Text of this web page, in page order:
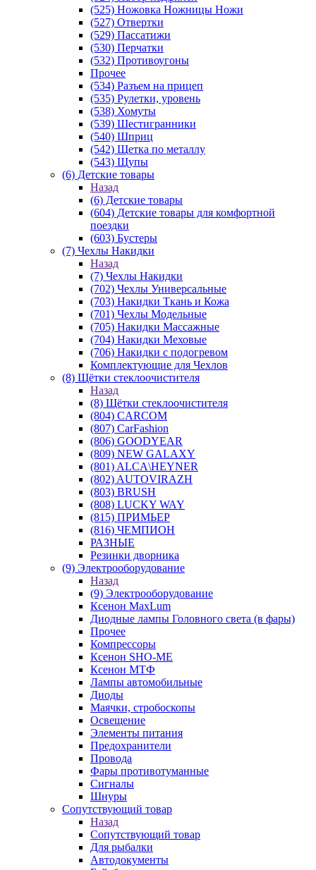
(525) Ножовка Ножницы Ножи
(527) Отвертки
(529) Пассатижи
(530) Перчатки
(532) Противоугоны
Прочее
(534) Разъем на прицеп
(535) Рулетки, уровень
(538) Хомуты
(539) Шестигранники
(540) Шприц
(542) Щетка по металлу
(543) Щупы
(6) Детские товары
Назад
(6) Детские товары
(604) Детские товары для комфортной
поездки
(603) Бустеры
(7) Чехлы Накидки
Назад
(7) Чехлы Накидки
(702) Чехлы Универсальные
(703) Накидки Ткань и Кожа
(701) Чехлы Модельные
(705) Накидки Массажные
(704) Накидки Меховые
(706) Накидки с подогревом
Комплектующие для Чехлов
(8) Щётки стеклоочистителя
Назад
(8) Щётки стеклоочистителя
(804) CARCOM
(807) CarFashion
(806) GOODYEAR
(809) NEW GALAXY
(801) ALCA\HEYNER
(802) AUTOVIRAZH
(803) BRUSH
(808) LUCKY WAY
(815) ПРИМЬЕР
(816) ЧЕМПИОН
РАЗНЫЕ
Резинки дворника
(9) Электрооборудование
Назад
(9) Электрооборудование
Ксенон MaxLum
Диодные лампы Головного света (в фары)
Прочее
Компрессоры
Ксенон SHO-ME
Ксенон МТФ
Лампы автомобильные
Диоды
Маячки, стробоскопы
Освещение
Элементы питания
Предохранители
Провода
Фары противотуманные
Сигналы
Шнуры
Сопутствующий товар
Назад
Сопутствующий товар
Для рыбалки
Автодокументы